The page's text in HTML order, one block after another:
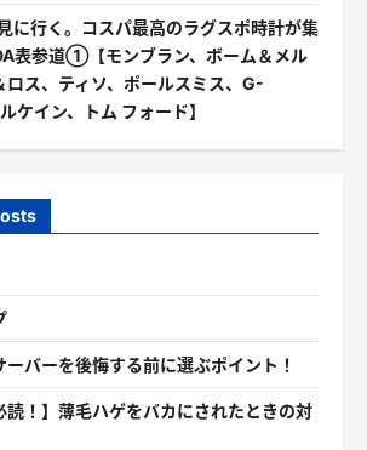
に行く。コスパ最高のラグスポ時計が集
表参道①【モンブラン、ボーム＆メル
ロス、ティソ、ポールスミス、G-
ケイン、トム フォード】
ーバーを後悔する前に選ぶポイント！
読！】薄毛ハゲをバカにされたときの対